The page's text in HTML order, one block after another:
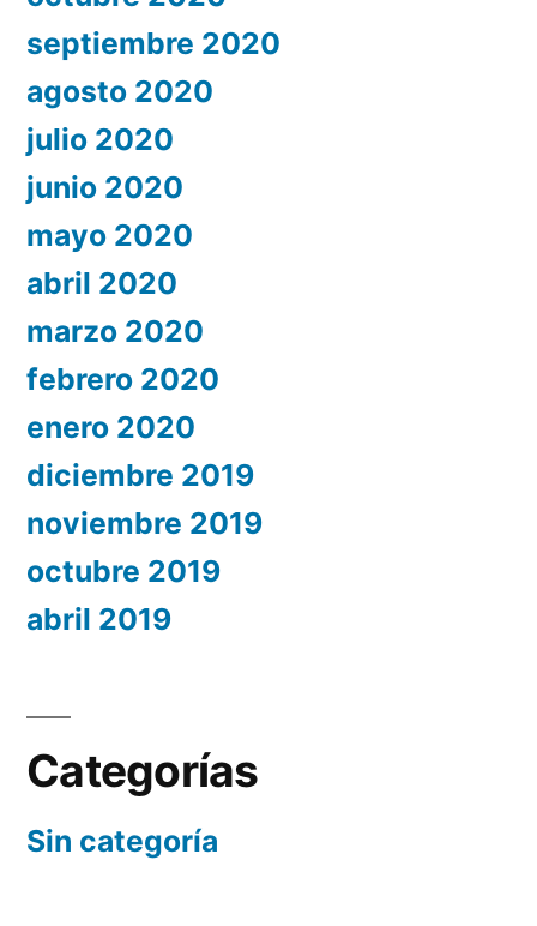
septiembre 2020
agosto 2020
julio 2020
junio 2020
mayo 2020
abril 2020
marzo 2020
febrero 2020
enero 2020
diciembre 2019
noviembre 2019
octubre 2019
abril 2019
Categorías
Sin categoría